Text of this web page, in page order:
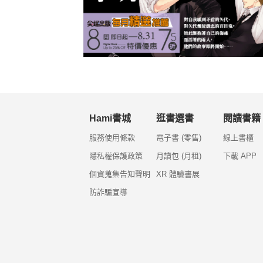
Hami書城
服務使用條款
隱私權保護政策
個資蒐集告知聲明
防詐騙宣導
逛書選書
電子書 (零售)
月讀包 (月租)
XR 體驗書展
閱讀書籍
線上書櫃
下載 APP